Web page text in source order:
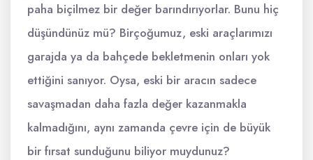
paha biçilmez bir değer barındırıyorlar. Bunu hiç
düşündünüz mü? Birçoğumuz, eski araçlarımızı
garajda ya da bahçede bekletmenin onları yok
ettiğini sanıyor. Oysa, eski bir aracın sadece
savaşmadan daha fazla değer kazanmakla
kalmadığını, aynı zamanda çevre için de büyük
bir fırsat sunduğunu biliyor muydunuz?